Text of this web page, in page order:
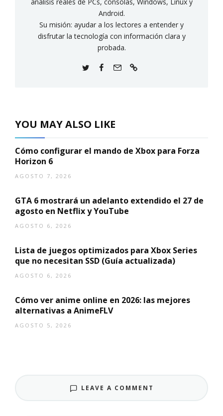
análisis reales de PCs, consolas, Windows, Linux y
Android.
Su misión: ayudar a los lectores a entender y
disfrutar la tecnología con información clara y
probada.
YOU MAY ALSO LIKE
Cómo configurar el mando de Xbox para Forza
Horizon 6
AGOSTO 7, 2026
GTA 6 mostrará un adelanto extendido el 27 de
agosto en Netflix y YouTube
AGOSTO 6, 2026
Lista de juegos optimizados para Xbox Series
que no necesitan SSD (Guía actualizada)
AGOSTO 6, 2026
Cómo ver anime online en 2026: las mejores
alternativas a AnimeFLV
AGOSTO 5, 2026
LEAVE A COMMENT